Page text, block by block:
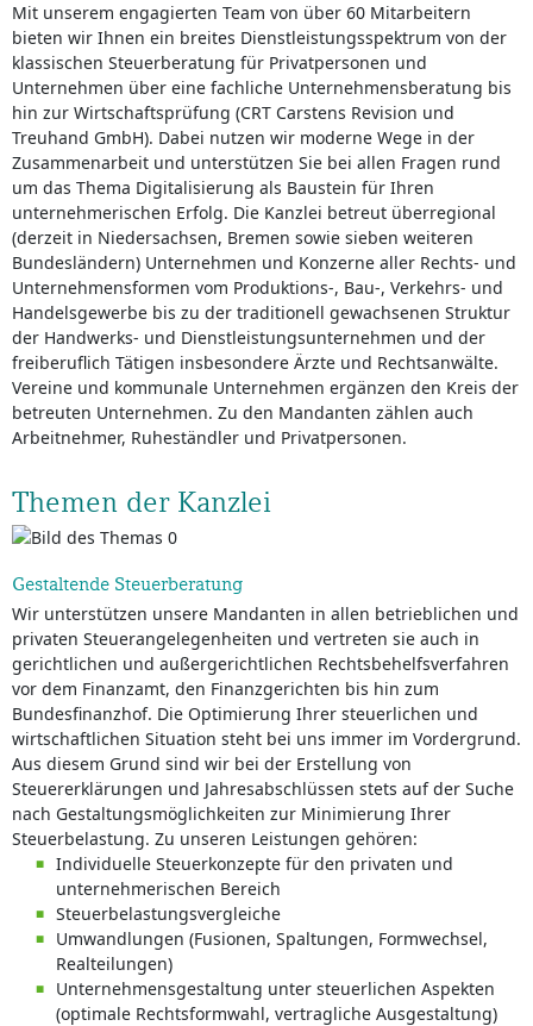
Mit unserem engagierten Team von über 60 Mitarbeitern
bieten wir Ihnen ein breites Dienstleistungsspektrum von der
klassischen Steuerberatung für Privatpersonen und
Unternehmen über eine fachliche Unternehmensberatung bis
hin zur Wirtschaftsprüfung (CRT Carstens Revision und
Treuhand GmbH). Dabei nutzen wir moderne Wege in der
Zusammenarbeit und unterstützen Sie bei allen Fragen rund
um das Thema Digitalisierung als Baustein für Ihren
unternehmerischen Erfolg. Die Kanzlei betreut überregional
(derzeit in Niedersachsen, Bremen sowie sieben weiteren
Bundesländern) Unternehmen und Konzerne aller Rechts- und
Unternehmensformen vom Produktions-, Bau-, Verkehrs- und
Handelsgewerbe bis zu der traditionell gewachsenen Struktur
der Handwerks- und Dienstleistungsunternehmen und der
freiberuflich Tätigen insbesondere Ärzte und Rechtsanwälte.
Vereine und kommunale Unternehmen ergänzen den Kreis der
betreuten Unternehmen. Zu den Mandanten zählen auch
Arbeitnehmer, Ruheständler und Privatpersonen.
Themen der Kanzlei
Gestaltende Steuerberatung
Wir unterstützen unsere Mandanten in allen betrieblichen und
privaten Steuerangelegenheiten und vertreten sie auch in
gerichtlichen und außergerichtlichen Rechtsbehelfsverfahren
vor dem Finanzamt, den Finanzgerichten bis hin zum
Bundesfinanzhof. Die Optimierung Ihrer steuerlichen und
wirtschaftlichen Situation steht bei uns immer im Vordergrund.
Aus diesem Grund sind wir bei der Erstellung von
Steuererklärungen und Jahresabschlüssen stets auf der Suche
nach Gestaltungsmöglichkeiten zur Minimierung Ihrer
Steuerbelastung. Zu unseren Leistungen gehören:
Individuelle Steuerkonzepte für den privaten und
unternehmerischen Bereich
Steuerbelastungsvergleiche
Umwandlungen (Fusionen, Spaltungen, Formwechsel,
Realteilungen)
Unternehmensgestaltung unter steuerlichen Aspekten
(optimale Rechtsformwahl, vertragliche Ausgestaltung)